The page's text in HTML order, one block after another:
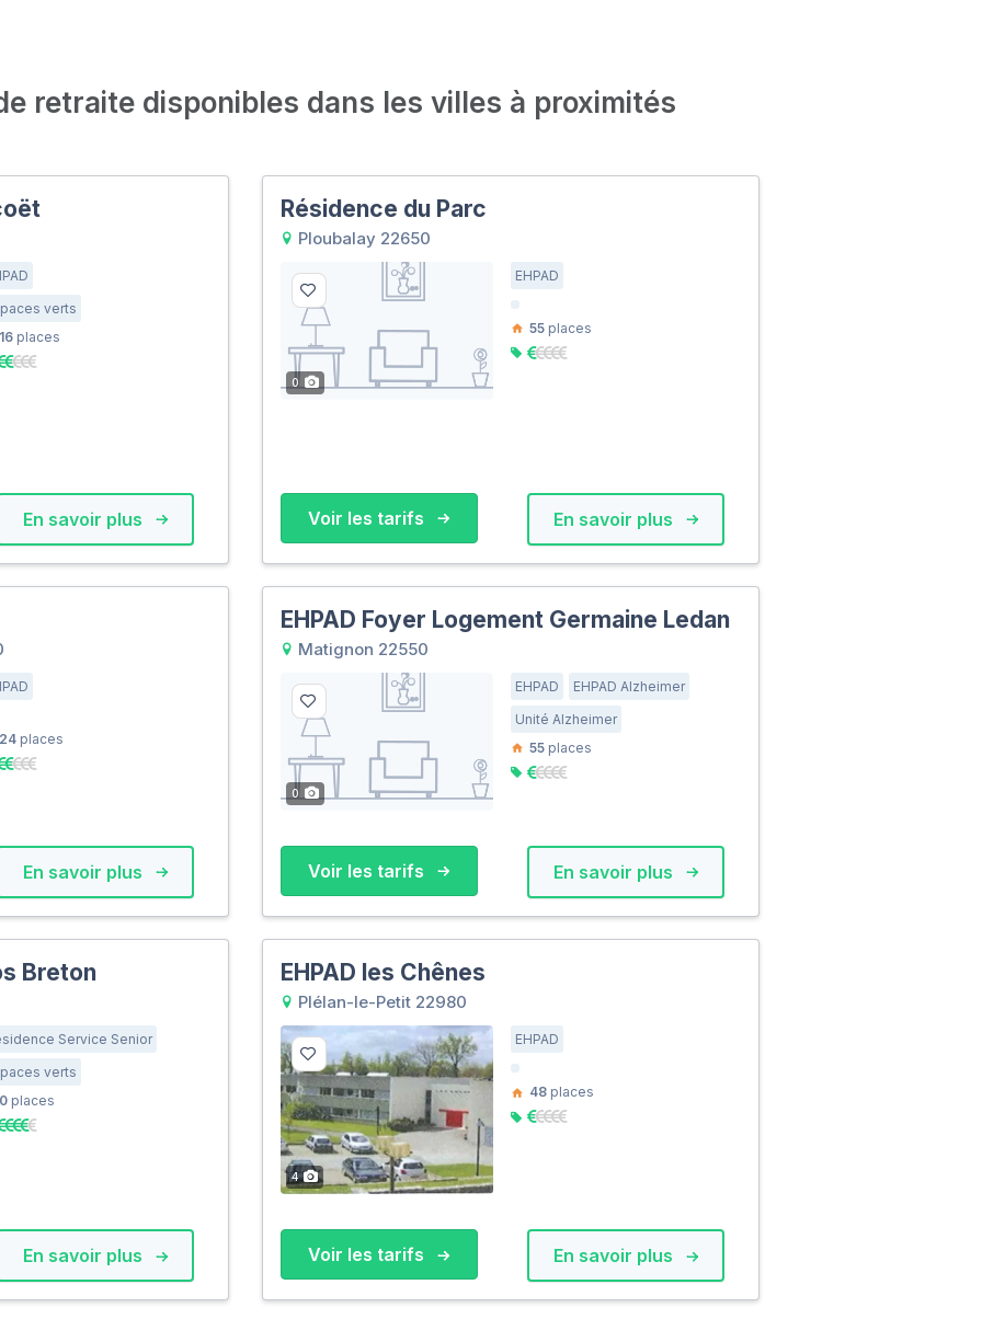
retraite disponibles dans les villes à proximités
verts
places
En savoir plus
Résidence du Parc
Ploubalay 22650
0
EHPAD
55 places
Voir les tarifs En savoir plus
places
En savoir plus
EHPAD Foyer Logement Germaine Ledan
Matignon 22550
0
EHPAD
EHPAD Alzheimer
Unité Alzheimer
55 places
Voir les tarifs En savoir plus
Breton
Service Senior
verts
places
En savoir plus
EHPAD les Chênes
Plélan-le-Petit 22980
4
EHPAD
48 places
Voir les tarifs En savoir plus